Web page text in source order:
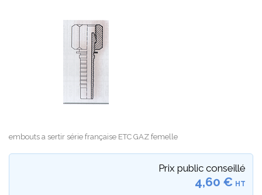
embouts a sertir série française ETC GAZ femelle
Prix public conseillé
4,60 € HT